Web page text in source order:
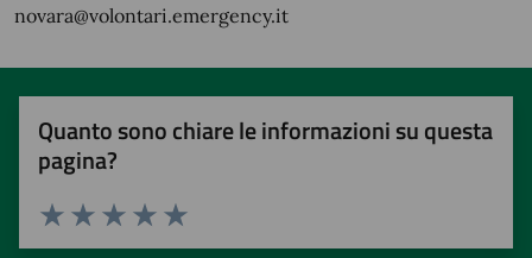
novara@volontari.emergency.it
Quanto sono chiare le informazioni su questa
pagina?
Valuta 5 stelle su 5
Valuta 4 stelle su 5
Valuta 3 stelle su 5
Valuta 2 stelle su 5
Valuta 1 stelle su 5